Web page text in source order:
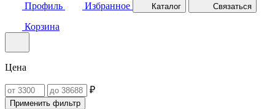
Профиль Избранное Каталог Связаться
Корзина
Цена
₽
Применить фильтр